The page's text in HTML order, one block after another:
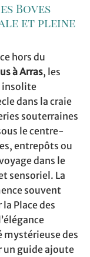
Boves
et pleine
hors du
à Arras, les
insolite
dans la craie
souterraines
le centre-
entrepôts ou
dans le
sensoriel. La
souvent
Place des
mystérieuse des
un guide ajoute